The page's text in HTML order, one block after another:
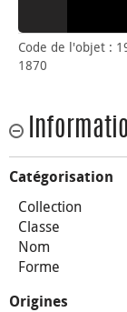
Code de l'objet :
1870
Catégorisation
Collection
Classe
Nom
Forme
Origines